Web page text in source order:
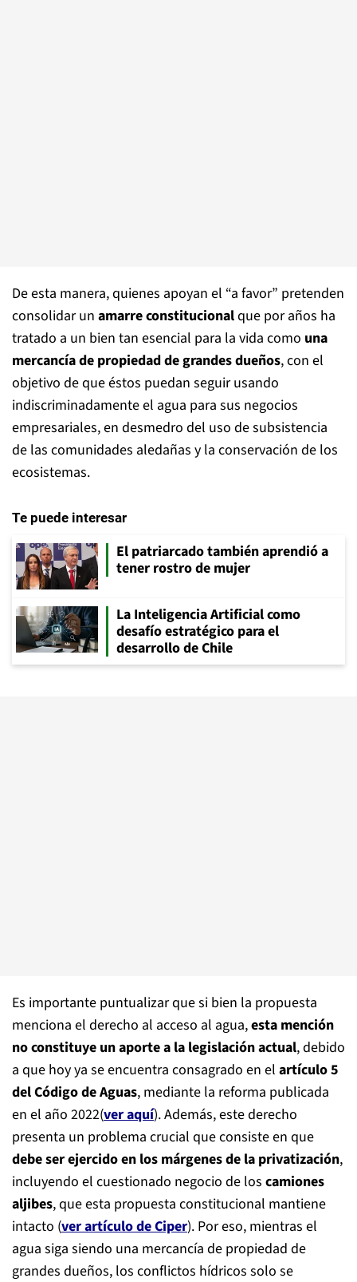
De esta manera, quienes apoyan el “a favor” pretenden
consolidar un amarre constitucionalque por años ha
tratado a un bien tan esencial para la vida como una
mercancía de propiedad de grandes dueños, con el
objetivo de que éstos puedan seguir usando
indiscriminadamente el agua para sus negocios
empresariales, en desmedro del uso de subsistencia
de las comunidades aledañas y la conservación de los
ecosistemas.
Te puede interesar
El patriarcado también aprendió a
tener rostro de mujer
La Inteligencia Artificial como
desafío estratégico para el
desarrollo de Chile
Es importante puntualizar que si bien la propuesta
menciona el derecho al acceso al agua,esta mención
no constituye un aporte a la legislación actual, debido
a que hoy ya se encuentra consagrado en el artículo 5
del Código de Aguas, mediante la reforma publicada
en el año 2022(ver aquí). Además, este derecho
presenta un problema crucial que consiste en que
debe ser ejercido en los márgenes de la privatización,
incluyendo el cuestionado negocio de los camiones
aljibes, que esta propuesta constitucional mantiene
intacto (ver artículo de Ciper). Por eso, mientras el
agua siga siendo una mercancía de propiedad de
grandes dueños, los conflictos hídricos solo se